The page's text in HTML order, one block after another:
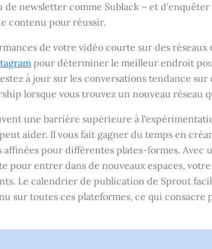
de newsletter comme Sublack – et
contenu pour réussir.
de votre vidéo courte sur des réseaux
pour déterminer le meilleur endroit
à jour sur les conversations tendance
lorsque vous trouvez un nouveau réseau
une barrière supérieure à
aider. Il vous fait gagner du temps en
affinées pour différentes plates-formes. Avec
pour entrer dans de nouveaux espaces,
Le calendrier de publication de Sprout
sur toutes ces plateformes, ce qui consacre